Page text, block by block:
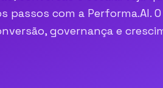
com a Performa.AI.
governança e